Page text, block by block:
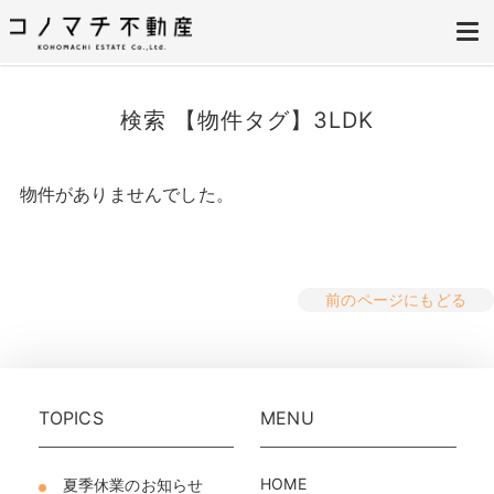
株式会社コノマチ不動産
空き家を開き家へ。不動産・空き家の売却、ご相談はコノマチ不動産へ
検索 【物件タグ】3LDK
物件がありませんでした。
前のページにもどる
TOPICS
夏季休業のお知らせ
MENU
HOME